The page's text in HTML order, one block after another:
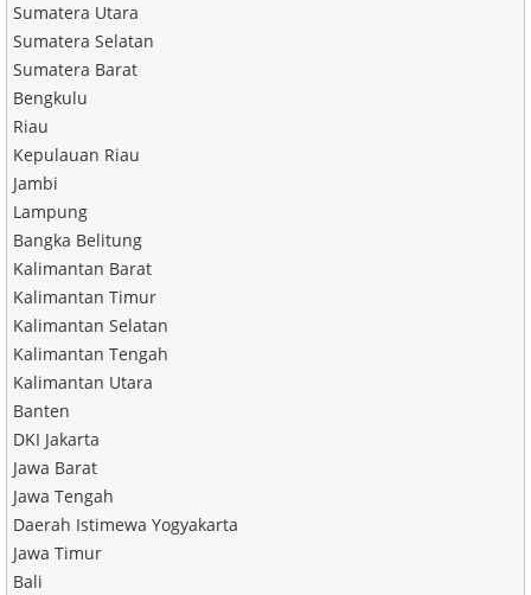
Sumatera Utara
Sumatera Selatan
Sumatera Barat
Bengkulu
Riau
Kepulauan Riau
Jambi
Lampung
Bangka Belitung
Kalimantan Barat
Kalimantan Timur
Kalimantan Selatan
Kalimantan Tengah
Kalimantan Utara
Banten
DKI Jakarta
Jawa Barat
Jawa Tengah
Daerah Istimewa Yogyakarta
Jawa Timur
Bali